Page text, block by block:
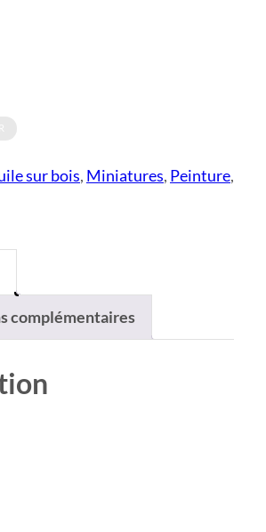
sur bois, Miniatures, Peinture,
complémentaires